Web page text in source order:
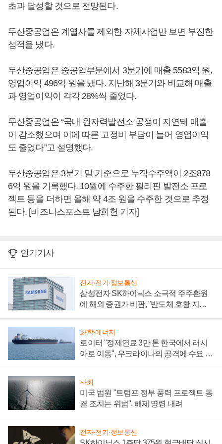
초과 달성할 것으로 전망된다.
두산중공업은 계열사를 제외한 자체사업만 보면 부진한
성적을 냈다.
두산중공업은 중공업부문에서 3분기에 매출 5583억 원,
영업이익 496억 원을 냈다. 지난해 3분기와 비교해 매출
과 영업이익이 각각 28%씩 줄었다.
두산중공업은 “국내 원자력발전소 공정이 지연돼 매출
이 감소했으며 이에 따른 고정비 부담이 늘어 영업이익
도 줄었다”고 설명했다.
두산중공업은 3분기 말 기준으로 누적수주액이 2조878
6억 원을 기록했다. 10월에 수주한 필리핀 발전소 프로
젝트 등을 더하면 올해 약 4조 원을 수주한 것으로 추정
된다. [비즈니스포스트 남희헌 기자]
인기기사
전자·전기·정보통신
삼성전자 SK하이닉스 소극적 주주환원
에 해외 증권가 비판, "반도체 호황 지속
화학·에너지
로이터 "정제연료 3만 톤 한국에서 러시
아로 이동", 우크라이나의 공격에 수요 늘
사회
미국 법원 "트럼프 정부 풍력 프로젝트 동
결 조치는 위법", 해제 명령 내려
전자·전기·정보통신